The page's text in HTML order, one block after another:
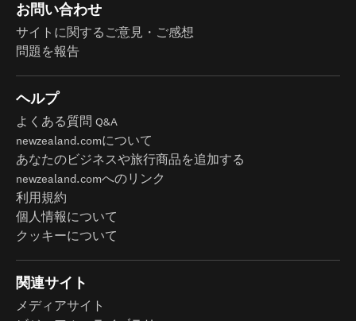
お問い合わせ
サイトに関するご意見・ご感想
問題を報告
ヘルプ
よくある質問 Q&A
newzealand.comについて
あなたのビジネスや旅行商品を追加する
newzealand.comへのリンク
利用規約
個人情報について
クッキーについて
関連サイト
メディアサイト